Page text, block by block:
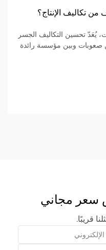
من تكاليف الإنتاج؟
يُعَدّ تحسين التكاليف الجسر
صعوبات وبين مؤسسة رائدة
مجاني
قريبًا.